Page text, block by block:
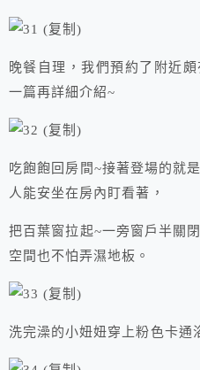
晚餐自理，我們預約了附近
一篇再詳細介紹~
吃飽飽回房間~接著登場的就
人能安坐在房內盯看著，
把百葉窗拉起~一旁窗戶半關
空間也不怕弄濕地板。
洗完澡的小妞妞穿上粉色卡通